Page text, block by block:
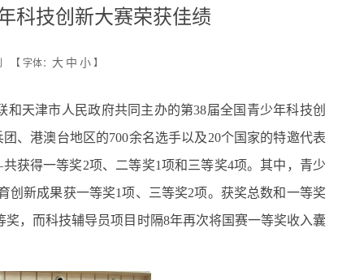
科技创新大赛荣获佳绩
【 字体： 大 中 小 】
天津市人民政府共同主办的第38届全国青少年科技创
、港澳台地区的700余名选手以及20个国家的特邀代表
获得一等奖2项、二等奖1项和三等奖4项。其中，青少
创新成果获一等奖1项、三等奖2项。获奖总数和一等奖
，而科技辅导员项目时隔8年再次将国赛一等奖收入囊